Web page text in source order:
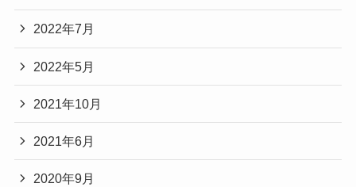
2022年7月
2022年5月
2021年10月
2021年6月
2020年9月